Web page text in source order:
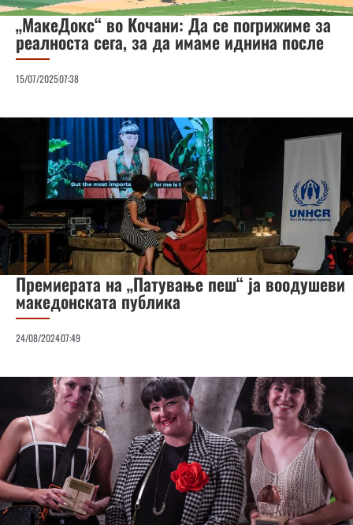
„МакеДокс“ во Кочани: Да се погрижиме за
реалноста сега, за да имаме иднина после
15/07/202507:38
Премиерата на „Патување пеш“ ја воодушеви
македонската публика
24/08/202407:49